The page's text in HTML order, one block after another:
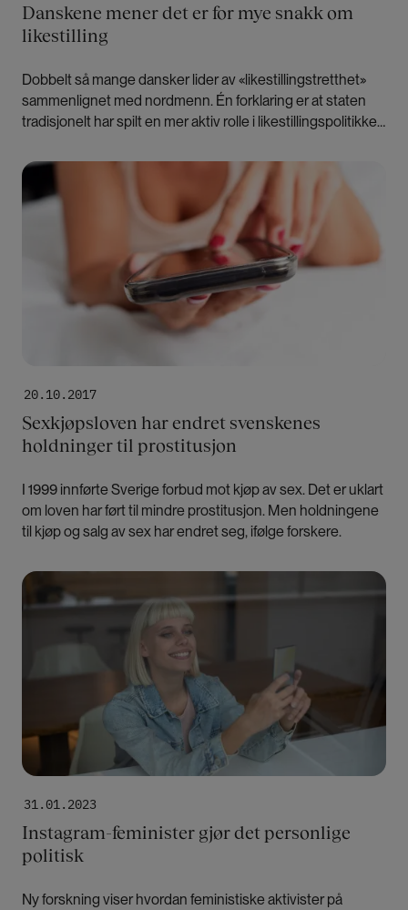
Danskene mener det er for mye snakk om
likestilling
Dobbelt så mange dansker lider av «likestillingstretthet»
sammenlignet med nordmenn. Én forklaring er at staten
tradisjonelt har spilt en mer aktiv rolle i likestillingspolitikken
20.10.2017
Sexkjøpsloven har endret svenskenes
holdninger til prostitusjon
I 1999 innførte Sverige forbud mot kjøp av sex. Det er uklart
om loven har ført til mindre prostitusjon. Men holdningene
til kjøp og salg av sex har endret seg, ifølge forskere.
Bilde
31.01.2023
Instagram-feminister gjør det personlige
politisk
Ny forskning viser hvordan feministiske aktivister på
Bilde